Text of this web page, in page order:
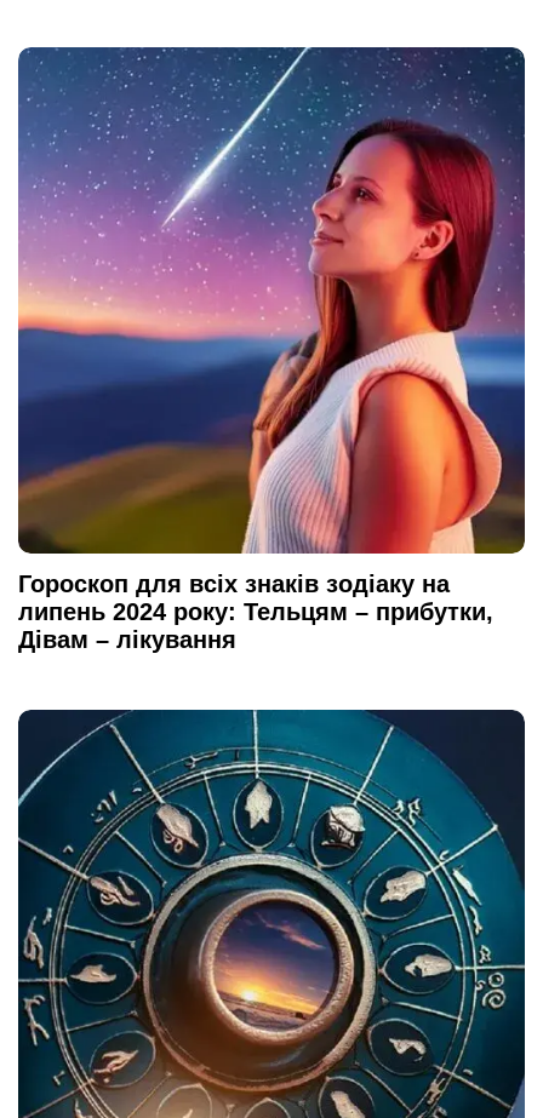
Гороскоп для всіх знаків зодіаку на
липень 2024 року: Тельцям – прибутки,
Дівам – лікування